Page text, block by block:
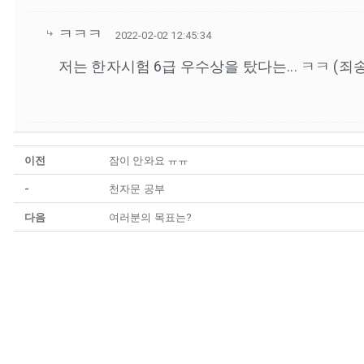
ㅋㅋㅋ 2022-02-02 12:45:34
저는 한자시험 6급 우수상을 탔다는... ㅋㅋ (죄
이전 잠이 안와요 ㅠㅠ
- 천자문 공부
다음 여러분의 목표는?